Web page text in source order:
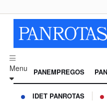
Menu PANEMPREGOS
IDET PANROTAS